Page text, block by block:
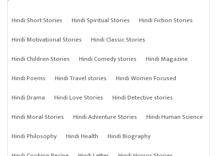
Hindi Short Stories Hindi Spiritual Stories
Hindi Fiction Stories
Hindi Motivational Stories
Hindi Classic Stories
Hindi Children Stories
Hindi Comedy stories
Hindi Magazine
Hindi Poems
Hindi Travel stories
Hindi Women Focused
Hindi Drama
Hindi Love Stories
Hindi Detective stories
Hindi Moral Stories
Hindi Adventure Stories
Hindi Human Science
Hindi Philosophy
Hindi Health
Hindi Biography